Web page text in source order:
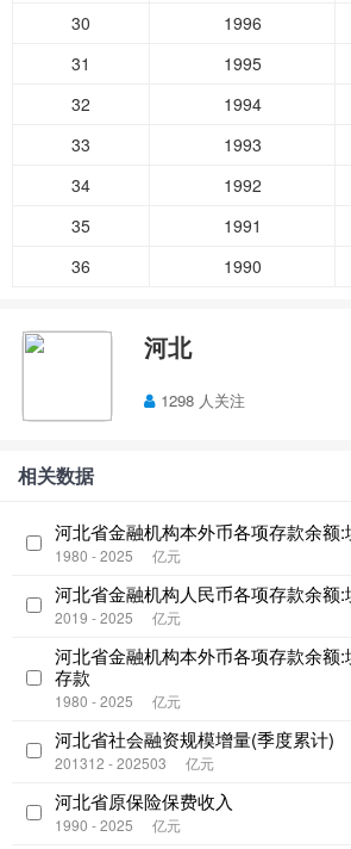
30
1996
31
1995
32
1994
33
1993
34
1992
35
1991
36
1990
河北
1298 人关注
相关数据
河北省金融机构本外币各项存款余额
1980 - 2025 亿元
河北省金融机构人民币各项存款余额
2019 - 2025 亿元
河北省金融机构本外币各项存款余额
存款
1980 - 2025 亿元
河北省社会融资规模增量(季度累计)
201312 - 202503 亿元
河北省原保险保费收入
1990 - 2025 亿元